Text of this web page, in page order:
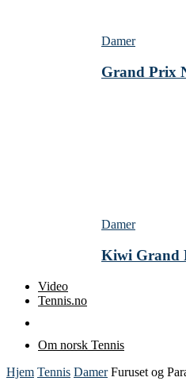
Damer
Grand Prix
Damer
Kiwi Grand
Video
Tennis.no
Om norsk Tennis
Hjem Tennis Damer Furuset og